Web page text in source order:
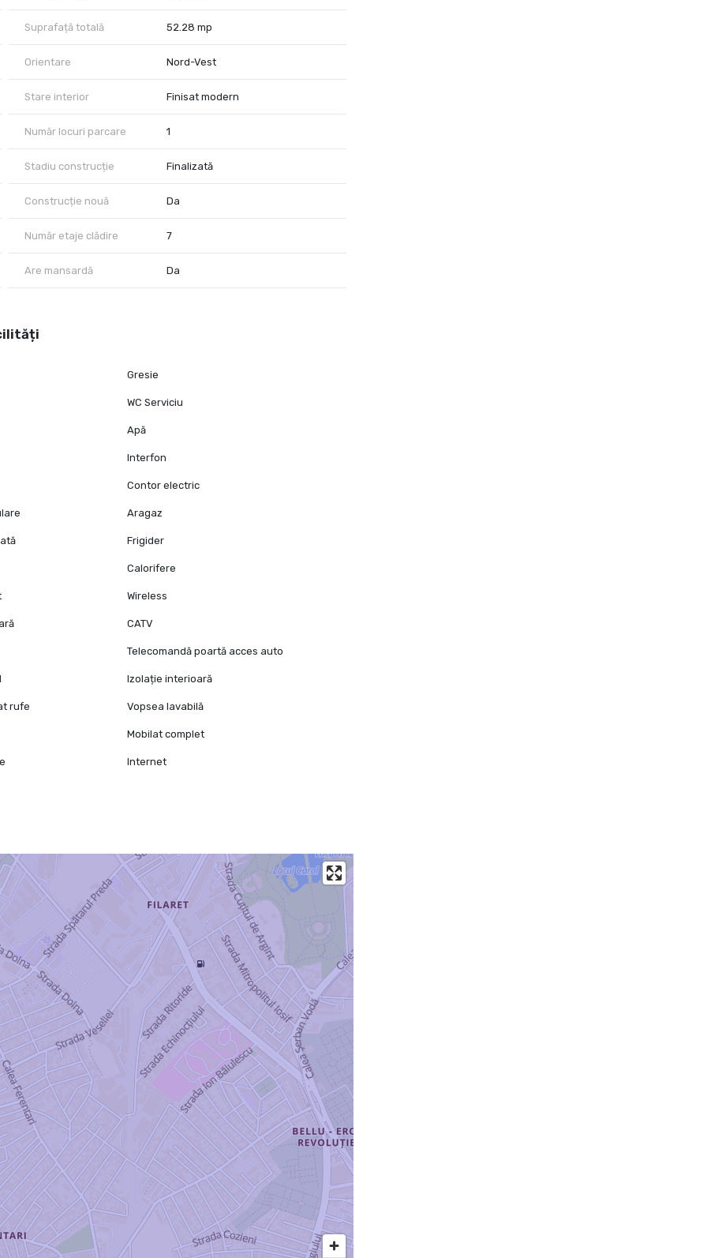
transportul public.
Suprafață totală 52.28 mp
Orientare Nord-Vest
Stare interior Finisat modern
Număr locuri parcare 1
Stadiu construcție Finalizată
Construcție nouă Da
Număr etaje clădire 7
Are mansardă Da
Gresie
WC Serviciu
Apă
Interfon
Contor electric
Aragaz
Frigider
Calorifere
Wireless
CATV
Telecomandă poartă acces auto
Izolație interioară
rufe Vopsea lavabilă
Mobilat complet
Internet